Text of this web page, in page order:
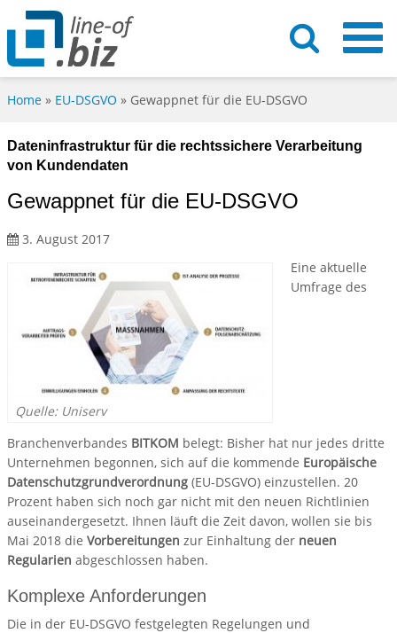
Home » EU-DSGVO » Gewappnet für die EU-DSGVO
Dateninfrastruktur für die rechtssichere Verarbeitung
von Kundendaten
Gewappnet für die EU-DSGVO
3. August 2017
Quelle: Uniserv
Eine aktuelle
Umfrage des
Branchenverbandes BITKOM belegt: Bisher hat nur jedes dritte
Unternehmen begonnen, sich auf die kommende Europäische
Datenschutzgrundverordnung (EU-DSGVO) einzustellen. 20
Prozent haben sich noch gar nicht mit den neuen Richtlinien
auseinandergesetzt. Ihnen läuft die Zeit davon, wollen sie bis
Mai 2018 die Vorbereitungen zur Einhaltung der neuen
Regularien abgeschlossen haben.
Komplexe Anforderungen
Die in der EU-DSGVO festgelegten Regelungen und